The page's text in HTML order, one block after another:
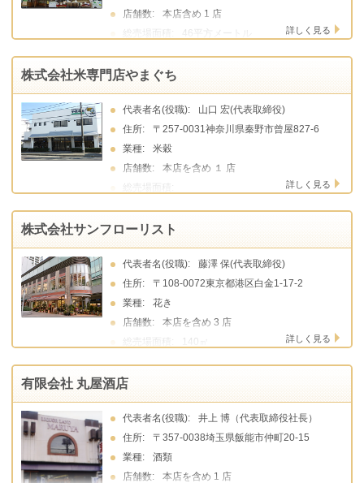
店舗数:
本店含め 1 店
総売場面積:
46平方メートル 詳しく見る
株式会社米専門店やまぐち
代表者名(役職):
山口 宏(代表取締役)
住所:
〒257-0031神奈川県秦野市曾屋827-6
業種:
米穀
店舗数:
本店を含め １ 店
総売場面積:
詳しく見る
株式会社サンフローリスト
代表者名(役職):
藤澤 保(代表取締役)
住所:
〒108-0072東京都港区白金1-17-2
業種:
花き
店舗数:
本店を含め 3 店
総売場面積:
140㎡ 詳しく見る
有限会社 丸屋酒店
代表者名(役職):
井上 博（代表取締役社長）
住所:
〒357-0038埼玉県飯能市仲町20-15
業種:
酒類
店舗数:
本店を含め 1 店